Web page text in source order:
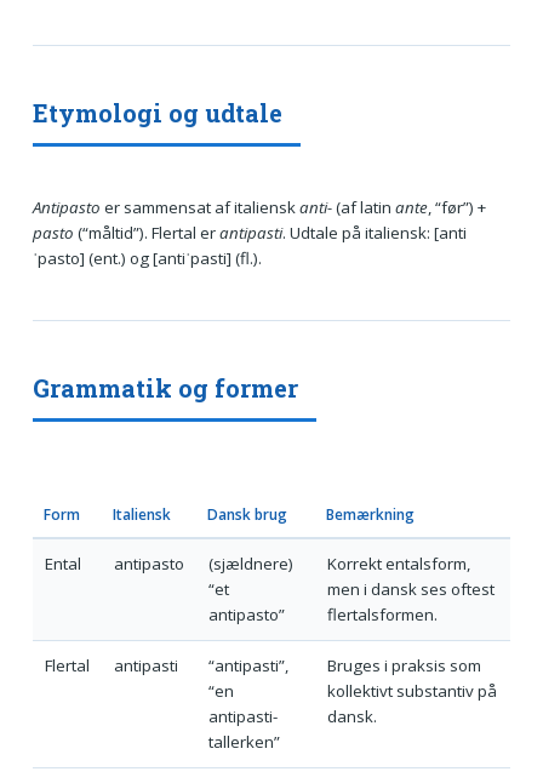
Etymologi og udtale
Antipasto er sammensat af italienskanti-(af latin ante, “før”) +
pasto (“måltid”). Flertal erantipasti. Udtale på italiensk: [anti
ˈpasto] (ent.) og [antiˈpasti] (fl.).
Grammatik og former
Form Italiensk Dansk brug Bemærkning
Ental antipasto
(sjældnere)
“et
antipasto”
Korrekt entalsform,
men i dansk ses oftest
flertalsformen.
Flertal antipasti
“antipasti”,
“en
antipasti-
tallerken”
Bruges i praksis som
kollektivt substantiv på
dansk.